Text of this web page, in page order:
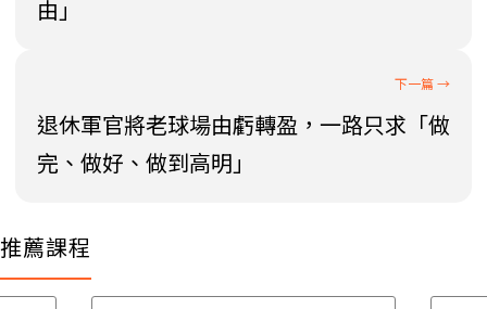
由」
退休軍官將老球場由虧轉盈，一路只求「做
完、做好、做到高明」
推薦課程